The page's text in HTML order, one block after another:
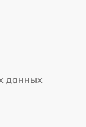
данных